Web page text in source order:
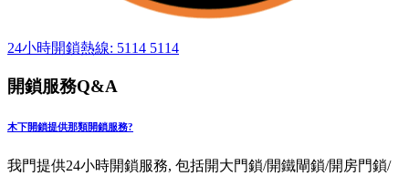
24小時開鎖熱線: 5114 5114
開鎖服務Q&A
木下開鎖提供那類開鎖服務?
我門提供24小時開鎖服務, 包括開大門鎖/開鐵閘鎖/開房門鎖/